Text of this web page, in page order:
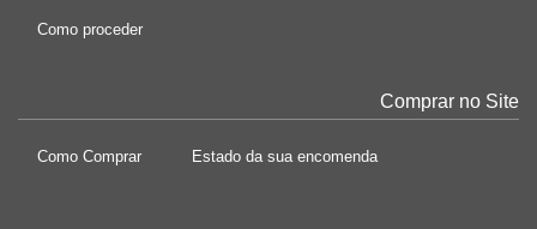
Como proceder
Comprar no Site
Como Comprar Estado da sua encomenda